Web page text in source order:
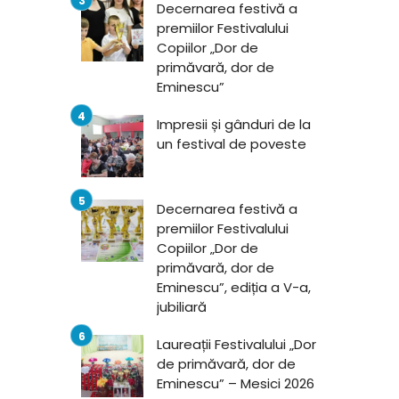
Decernarea festivă a
premiilor Festivalului
Copiilor „Dor de
primăvară, dor de
Eminescu”
Impresii și gânduri de la
un festival de poveste
Decernarea festivă a
premiilor Festivalului
Copiilor „Dor de
primăvară, dor de
Eminescu”, ediția a V-a,
jubiliară
Laureații Festivalului „Dor
de primăvară, dor de
Eminescu” – Mesici 2026